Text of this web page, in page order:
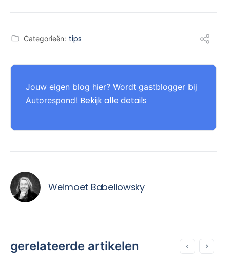
Categorieën: tips
Jouw eigen blog hier? Wordt gastblogger bij
Autorespond! Bekijk alle details
Welmoet Babeliowsky
gerelateerde artikelen